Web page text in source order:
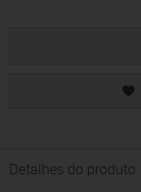
Detalhes do produto